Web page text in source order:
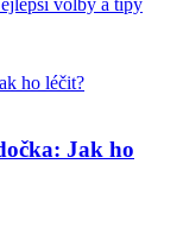
Jak ho